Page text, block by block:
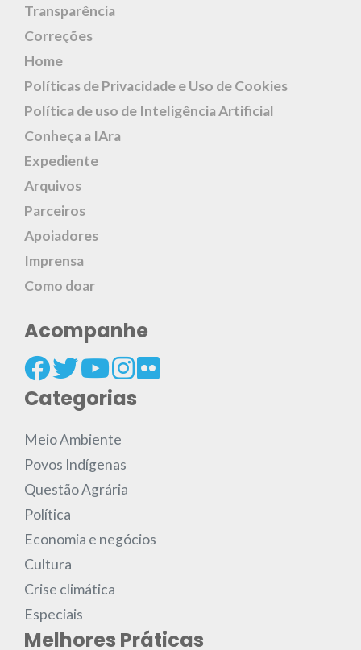
Transparência
Correções
Home
Políticas de Privacidade e Uso de Cookies
Política de uso de Inteligência Artificial
Conheça a IAra
Expediente
Arquivos
Parceiros
Apoiadores
Imprensa
Como doar
Acompanhe
Categorias
Meio Ambiente
Povos Indígenas
Questão Agrária
Política
Economia e negócios
Cultura
Crise climática
Especiais
Melhores Práticas